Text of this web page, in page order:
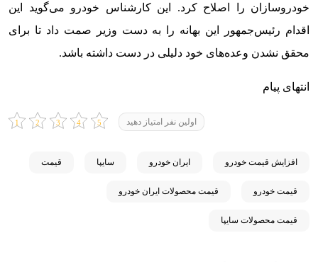
خودروسازان را اصلاح کرد. این کارشناس خودرو می‌گوید این
اقدام رئیس‌جمهور این بهانه را به دست وزیر صمت داد تا برای
محقق نشدن وعده‌های خود دلیلی در دست داشته باشد.
انتهای پیام
اولین نفر امتیاز دهید
افزایش قیمت خودرو ایران خودرو سایپا قیمت
قیمت خودرو قیمت محصولات ایران خودرو
قیمت محصولات سایپا